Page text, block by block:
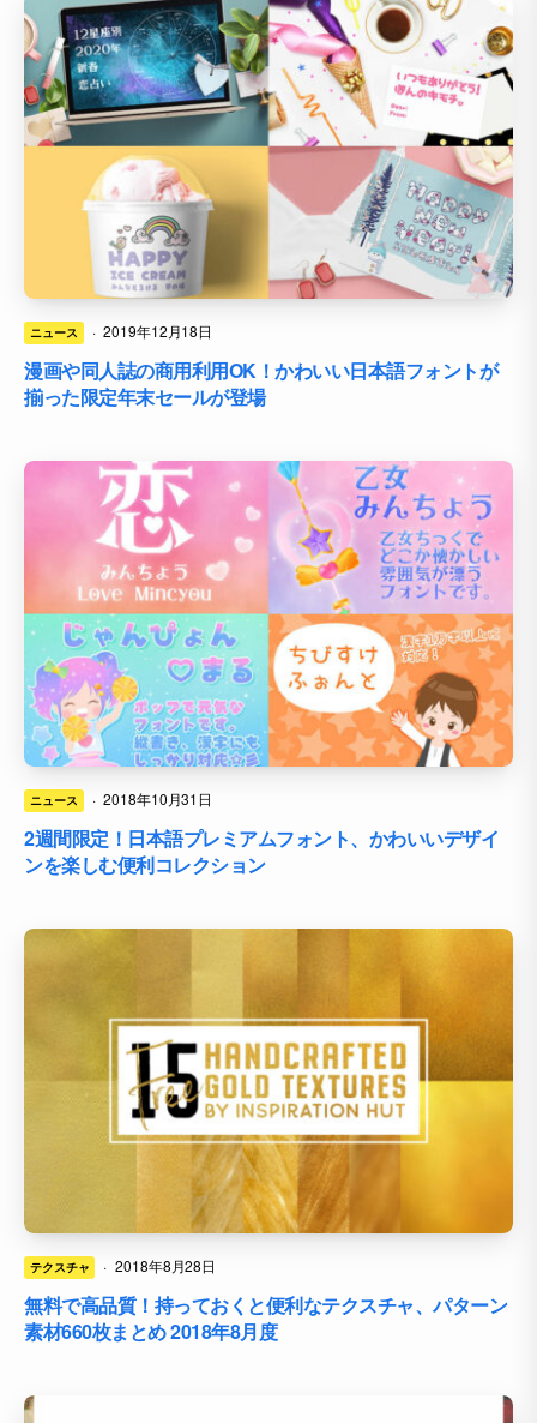
ニュース · 2019年12月18日
漫画や同人誌の商用利用OK！かわいい日本語フォントが
揃った限定年末セールが登場
ニュース · 2018年10月31日
2週間限定！日本語プレミアムフォント、かわいいデザイ
ンを楽しむ便利コレクション
テクスチャ · 2018年8月28日
無料で高品質！持っておくと便利なテクスチャ、パターン
素材660枚まとめ 2018年8月度